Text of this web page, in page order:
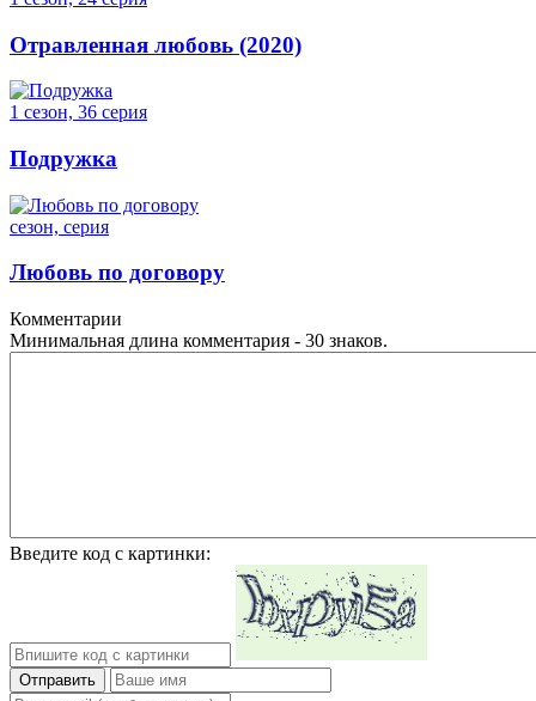
Отравленная любовь (2020)
1 сезон, 36 серия
Подружка
сезон, серия
Любовь по договору
Комментарии
Минимальная длина комментария - 30 знаков.
Введите код с картинки:
Отправить